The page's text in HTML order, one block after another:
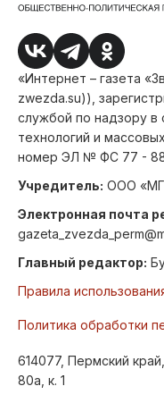
«Интернет – газета
zwezda.su)),
службой по надзору в
технологий и
номер ЭЛ № ФС 77 -
Учредитель: ООО
Электронная почта
Главный редактор:
Правила
Политика обработки
614077, Пермский
80а, к. 1